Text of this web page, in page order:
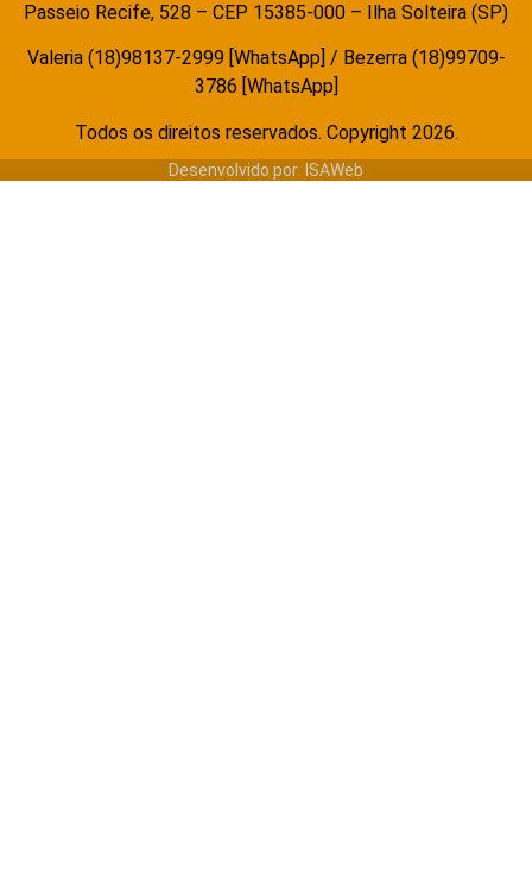
Passeio Recife, 528 – CEP 15385-000 – Ilha Solteira (SP)
Valeria (18)98137-2999 [WhatsApp] / Bezerra (18)99709-
3786 [WhatsApp]
Todos os direitos reservados. Copyright 2026.
Desenvolvido por ISAWeb